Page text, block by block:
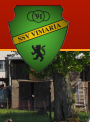
Home